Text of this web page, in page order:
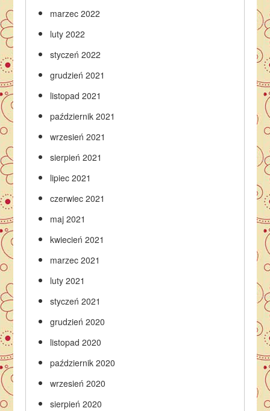
marzec 2022
luty 2022
styczeń 2022
grudzień 2021
listopad 2021
październik 2021
wrzesień 2021
sierpień 2021
lipiec 2021
czerwiec 2021
maj 2021
kwiecień 2021
marzec 2021
luty 2021
styczeń 2021
grudzień 2020
listopad 2020
październik 2020
wrzesień 2020
sierpień 2020